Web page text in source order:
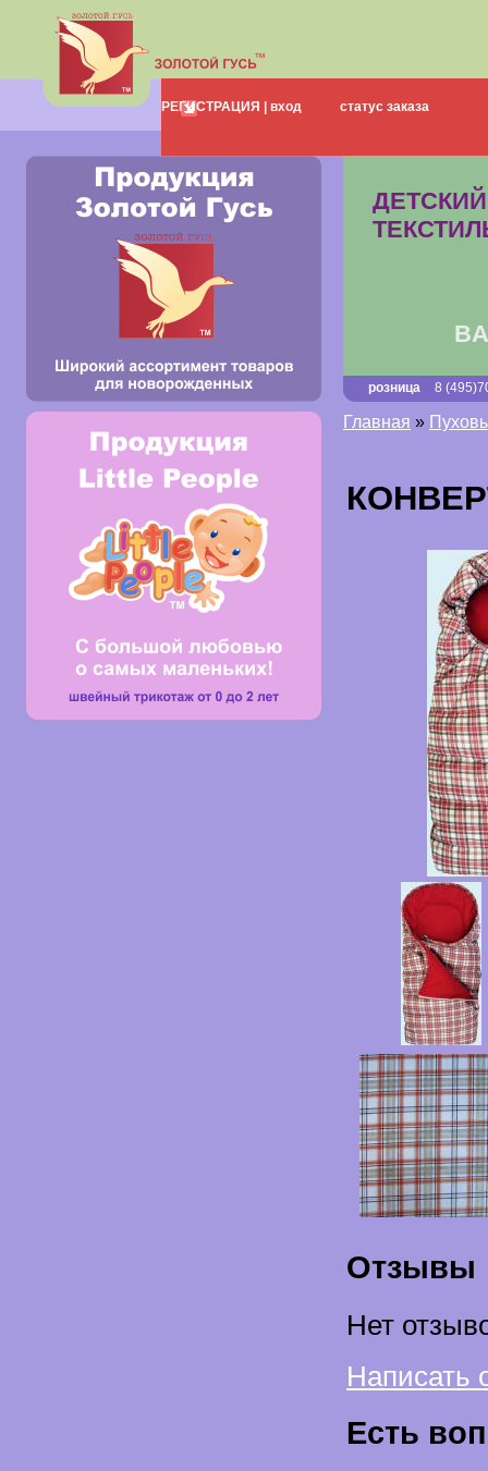
РЕГИСТРАЦИЯ | вход статус заказа
НОВЫЕ КОЛЛЕКЦИИ
ДЕТСКИЙ
розница 8
Главная »
Отзывы
Нет
Написать
Есть